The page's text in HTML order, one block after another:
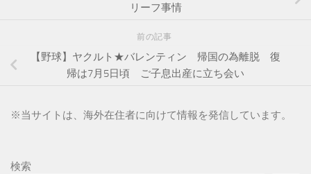
リーフ事情
前の記事
【野球】ヤクルト★バレンティン 帰国の為離脱 復
帰は7月5日頃 ご子息出産に立ち会い
※当サイトは、海外在住者に向けて情報を発信しています。
検索